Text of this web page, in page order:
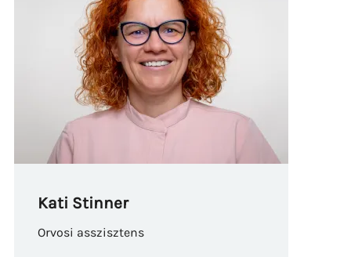
Kati Stinner
Orvosi asszisztens